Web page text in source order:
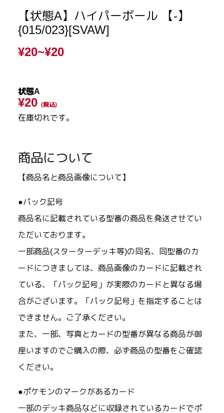
【状態A】ハイパーボール 【-】
{015/023}[SVAW]
¥20~¥20
状態A
¥20 (税込)
在庫切れです。
商品について
【商品名と商品画像について】
●パック記号
商品名に記載されている型番の商品を発送させてい
ただいております。
一部商品(スターターデッキ等)の同名、同型番のカ
ードにつきましては、商品画像のカードに記載され
ている、「パック記号」が実際のカードと異なる場
合がございます。「パック記号」を指定することは
できません。ご了承ください。
また、一部、写真とカードの型番が異なる商品が御
座いますのでご購入の際、必ず商品の型番をご確認
ください。
●ポケモンのマークがあるカード
一部のデッキ商品などに収録されているカードでポ